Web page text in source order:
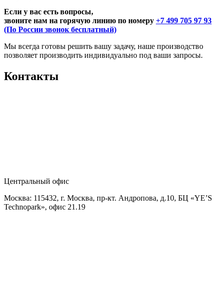
Если у вас есть вопросы,
звоните нам на горячую линию по номеру +7 499 705 97 93
(По России звонок бесплатный)
Мы всегда готовы решить вашу задачу, наше производство
позволяет производить индивидуально под ваши запросы.
Контакты
Центральный офис
Москва: 115432, г. Москва, пр-кт. Андропова, д.10, БЦ «YE’S
Technopark», офис 21.19